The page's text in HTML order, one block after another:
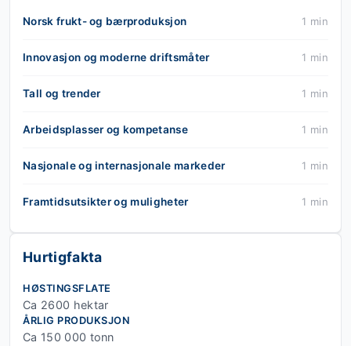
Norsk frukt- og bærproduksjon 1 min
Innovasjon og moderne driftsmåter 1 min
Tall og trender 1 min
Arbeidsplasser og kompetanse 1 min
Nasjonale og internasjonale markeder 1 min
Framtidsutsikter og muligheter 1 min
Hurtigfakta
HØSTINGSFLATE
Ca 2600 hektar
ÅRLIG PRODUKSJON
Ca 150 000 tonn